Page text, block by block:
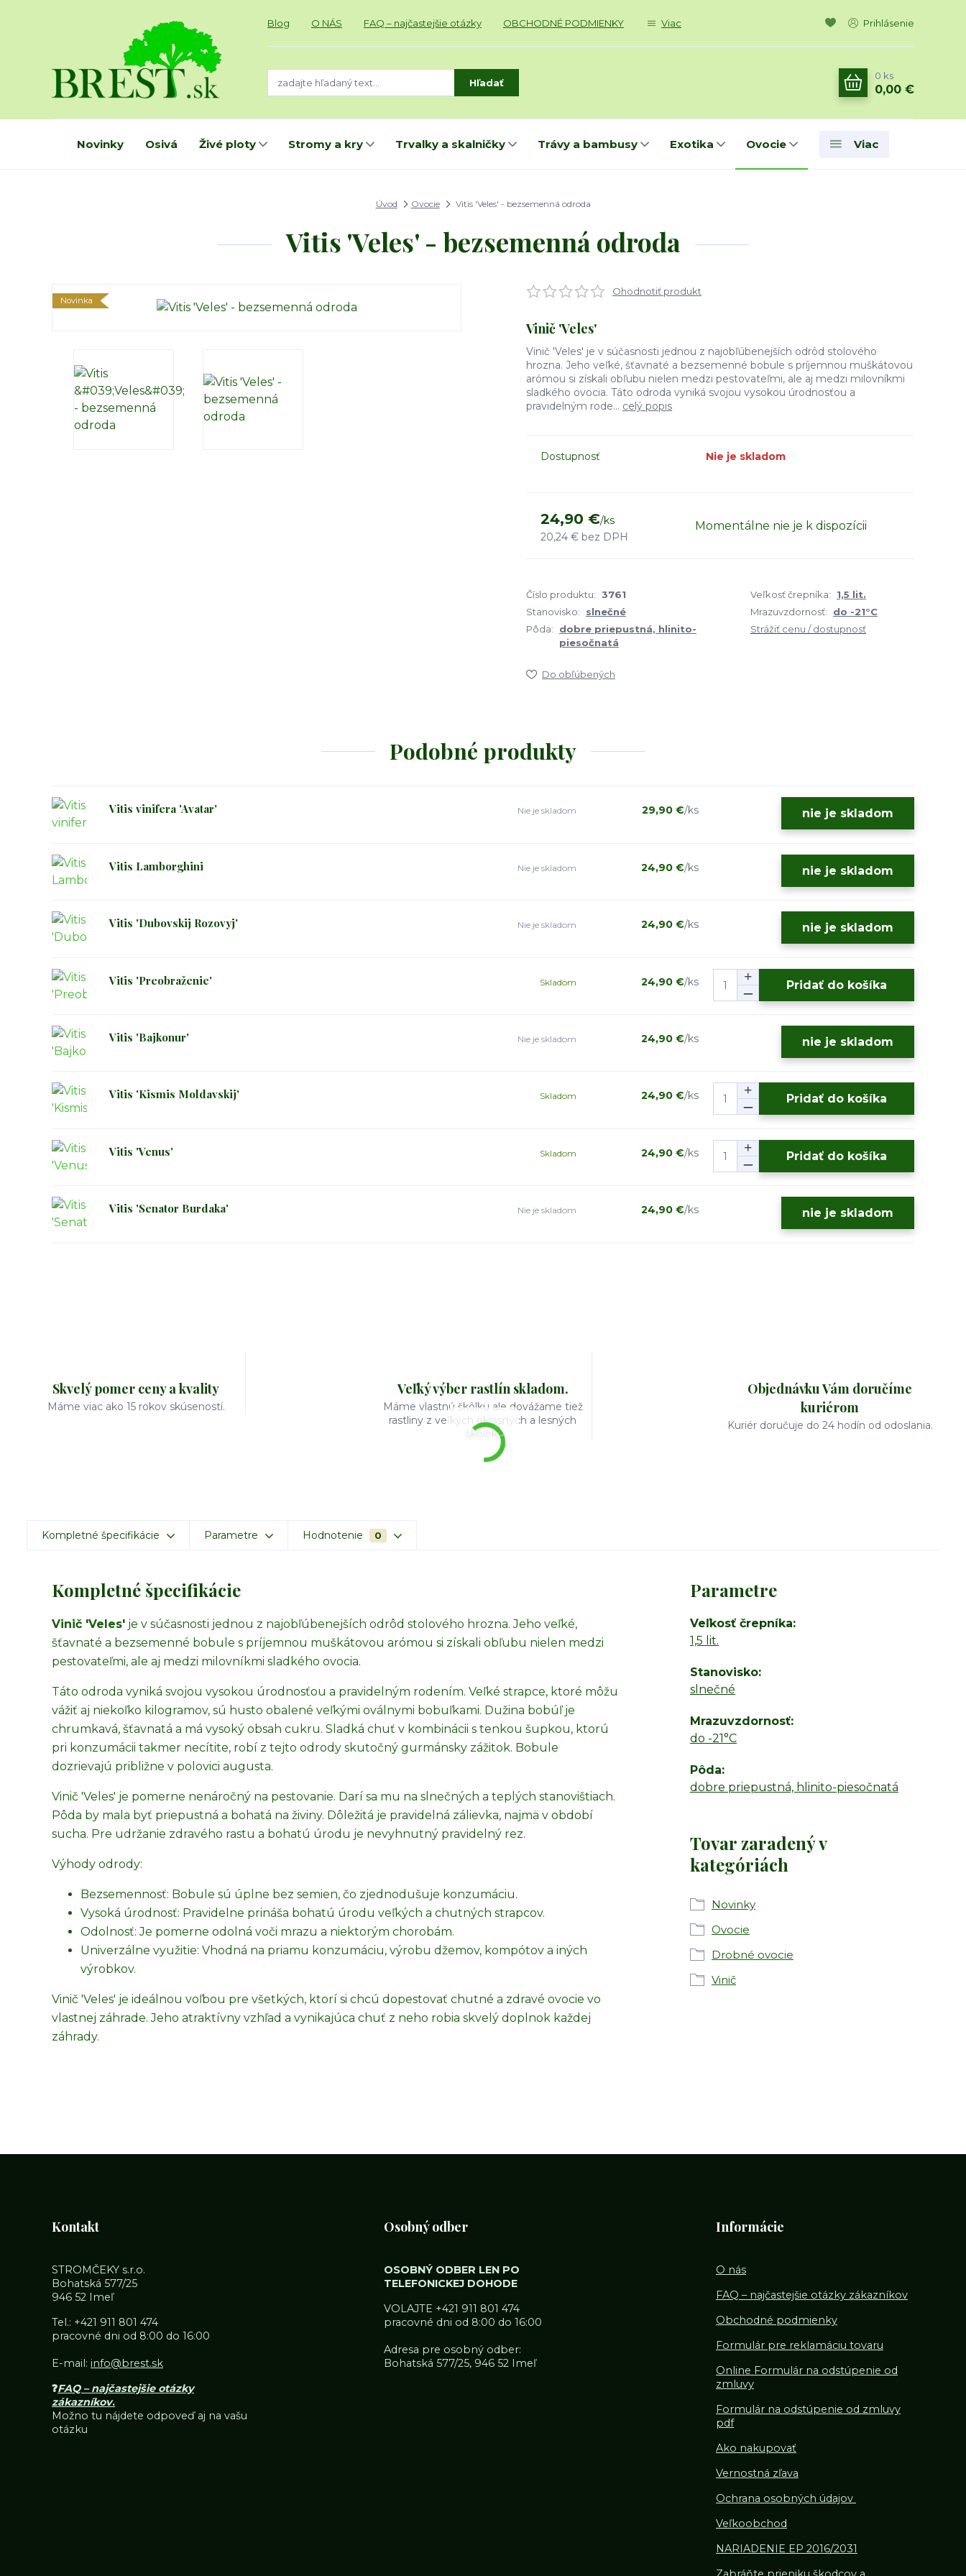
Blog O NÁS FAQ – najčastejšie otázky OBCHODNÉ PODMIENKY Viac Prihlásenie
Hľadať
0 ks
0,00 €
Novinky Osivá Živé ploty Stromy a kry Trvalky a skalničky Trávy a bambusy Exotika Ovocie Viac
Úvod Ovocie Vitis 'Veles' - bezsemenná odroda
Vitis 'Veles' - bezsemenná odroda
Novinka
Ohodnotiť produkt
Vinič 'Veles'
Vinič 'Veles' je v súčasnosti jednou z najobľúbenejších odrôd stolového
hrozna. Jeho veľké, šťavnaté a bezsemenné bobule s príjemnou muškátovou
arómou si získali obľubu nielen medzi pestovateľmi, ale aj medzi milovníkmi
sladkého ovocia. Táto odroda vyniká svojou vysokou úrodnosťou a
pravidelným rode... celý popis
Dostupnosť Nie je skladom
24,90 €/ks
20,24 € bez DPH
Momentálne nie je k dispozícii
Číslo produktu: 3761 Veľkosť črepníka:
1,5 lit.
Stanovisko:
slnečné Mrazuvzdornosť:
do -21°C
Pôda:
dobre priepustná, hlinito-
piesočnatá
Strážiť cenu / dostupnosť
Do obľúbených
Podobné produkty
Vitis vinifera 'Avatar' 29,90 €/ks
Nie je skladom nie je skladom
Vitis Lamborghini 24,90 €/ks
Nie je skladom nie je skladom
Vitis 'Dubovskij Rozovyj' 24,90 €/ks
Nie je skladom nie je skladom
Vitis 'Preobraženie' 24,90 €/ks
Skladom Pridať do košíka
Vitis 'Bajkonur' 24,90 €/ks
Nie je skladom nie je skladom
Vitis 'Kismis Moldavskij' 24,90 €/ks
Skladom Pridať do košíka
Vitis 'Venus' 24,90 €/ks
Skladom Pridať do košíka
Vitis 'Senator Burdaka' 24,90 €/ks
Nie je skladom nie je skladom
Skvelý pomer ceny a kvality
Máme viac ako 15 rokov skúseností.
Veľký výber rastlín skladom.
Máme vlastnú škôlku ale dovážame tiež
rastliny z veľkých okrasných a lesných
škôlok.
Objednávku Vám doručíme
kuriérom
Kuriér doručuje do 24 hodín od odoslania.
Kompletné špecifikácie Parametre Hodnotenie 0
Kompletné špecifikácie
Vinič 'Veles' je v súčasnosti jednou z najobľúbenejších odrôd stolového hrozna. Jeho veľké,
šťavnaté a bezsemenné bobule s príjemnou muškátovou arómou si získali obľubu nielen medzi
pestovateľmi, ale aj medzi milovníkmi sladkého ovocia.
Táto odroda vyniká svojou vysokou úrodnosťou a pravidelným rodením. Veľké strapce, ktoré môžu
vážiť aj niekoľko kilogramov, sú husto obalené veľkými oválnymi bobuľkami. Dužina bobúľ je
chrumkavá, šťavnatá a má vysoký obsah cukru. Sladká chuť v kombinácii s tenkou šupkou, ktorú
pri konzumácii takmer necítite, robí z tejto odrody skutočný gurmánsky zážitok. Bobule
dozrievajú približne v polovici augusta.
Vinič 'Veles' je pomerne nenáročný na pestovanie. Darí sa mu na slnečných a teplých stanovištiach.
Pôda by mala byť priepustná a bohatá na živiny. Dôležitá je pravidelná zálievka, najmä v období
sucha. Pre udržanie zdravého rastu a bohatú úrodu je nevyhnutný pravidelný rez.
Výhody odrody:
Bezsemennosť: Bobule sú úplne bez semien, čo zjednodušuje konzumáciu.
Vysoká úrodnosť: Pravidelne prináša bohatú úrodu veľkých a chutných strapcov.
Odolnosť: Je pomerne odolná voči mrazu a niektorým chorobám.
Univerzálne využitie: Vhodná na priamu konzumáciu, výrobu džemov, kompótov a iných
výrobkov.
Vinič 'Veles' je ideálnou voľbou pre všetkých, ktorí si chcú dopestovať chutné a zdravé ovocie vo
vlastnej záhrade. Jeho atraktívny vzhľad a vynikajúca chuť z neho robia skvelý doplnok každej
záhrady.
Parametre
Veľkosť črepníka
1,5 lit.
Stanovisko
slnečné
Mrazuvzdornosť
do -21°C
Pôda
dobre priepustná, hlinito-piesočnatá
Tovar zaradený v
kategóriách
Novinky
Ovocie
Drobné ovocie
Vinič
Kontakt
STROMČEKY s.r.o.
Bohatská 577/25
946 52 Imeľ
Tel.: +421 911 801 474
pracovné dni od 8:00 do 16:00
E-mail: info@brest.sk
❓FAQ – najčastejšie otázky
zákazníkov.
Možno tu nájdete odpoveď aj na vašu
otázku
Osobný odber
OSOBNÝ ODBER LEN PO
TELEFONICKEJ DOHODE
VOLAJTE +421 911 801 474
pracovné dni od 8:00 do 16:00
Adresa pre osobný odber:
Bohatská 577/25, 946 52 Imeľ
Informácie
O nás
FAQ – najčastejšie otázky zákazníkov
Obchodné podmienky
Formulár pre reklamáciu tovaru
Online Formulár na odstúpenie od
zmluvy
Formulár na odstúpenie od zmluvy
pdf
Ako nakupovať
Vernostná zľava
Ochrana osobných údajov
Veľkoobchod
NARIADENIE EP 2016/2031